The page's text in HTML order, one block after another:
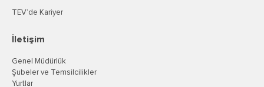
TEV’de Kariyer
İletişim
Genel Müdürlük
Şubeler ve Temsilcilikler
Yurtlar